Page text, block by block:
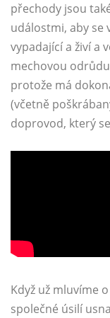
přechody jsou
událostmi, aby se
vypadající a živí a
mechovou
protože má
(včetně
doprovod, který
Když už mluvíme
společné úsilí